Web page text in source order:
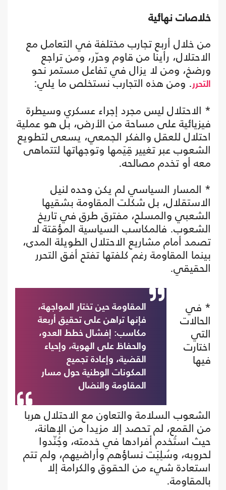
خلاصات نهائية
من خلال أربع تجارب مختلفة في التعامل مع
الاحتلال، رأينا من قاوم وحرّر، ومن تراجع
ورضخ، ومن لا يزال في تفاعل مستمر نحو
التحرر . ومن هذه التجارب نستخلص ما يلي:
* الاحتلال ليس مجرد إجراء عسكري وسيطرة
فيزيائية على مساحة من الأرض، بل هو عملية
احتلال للعقل والفكر الجمعي، يسعى لتطويع
الشعوب عبر تغيير قِيَمها وتوجهاتها لتتماهى
معه أو تخدم مصالحه.
* المسار السياسي لم يكن وحده لنيل
الاستقلال، بل شكلت المقاومة بشقيها
الشعبي والمسلح، مفترق طرق في تاريخ
الشعوب. فالمكاسب السياسية المؤقتة لا
تصمد أمام مشاريع الاحتلال الطويلة المدى،
بينما المقاومة رغم كلفتها تفتح أفق التحرر
الحقيقي.
المقاومة حين تختار المواجهة،
فإنها تراهن على تحقيق أربعة
مكاسب: إفشال خطط العدو،
والحفاظ على الهوية، وإحياء
القضية، وإعادة تجميع
المكونات الوطنية حول مسار
المقاومة والنضال
* في
الحالات
التي
اختارت
فيها
الشعوب السلامة والتعاون مع الاحتلال هربا
من القمع، لم تحصد إلا مزيدا من الإهانة،
حيث استُخدم أفرادها في خدمته، وجُنّدوا
لحروبه، وسُلِبَت نساؤهم وأراضيهم، ولم تتم
استعادة شيء من الحقوق والكرامة إلا
بالمقاومة.